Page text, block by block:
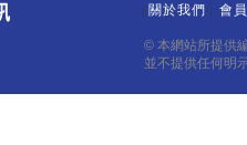
關於我們 會
© 本網站所提供
並不提供任何明